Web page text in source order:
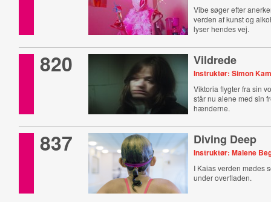
Vibe søger efter
verden af kunst og
lyser hendes vej.
820 Vildrede
Instruktør: Simon
Viktoria flygter fra sin
står nu alene med sin
hænderne.
837 Diving Deep
Instruktør: Malene
I Kaias verden mødes
under overfladen.